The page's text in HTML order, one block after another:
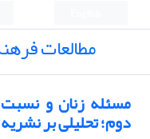
مطالعات
مسئله زنان و
دوم؛ تحلیلی بر نشریه